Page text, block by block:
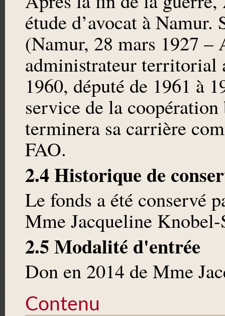
étude d’avocat à
(Namur, 28 mars 1927 –
administrateur territorial
1960, député de 1961 à
service de la
terminera sa carrière
FAO.
2.4 Historique de
Le fonds a été conservé
Mme Jacqueline
2.5 Modalité d'entrée
Don en 2014 de Mme
Contenu